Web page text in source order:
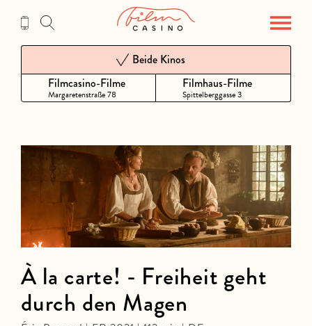
Inhalt
Filmcasino-Filme
Margaretenstraße 78
Beide Kinos
Filmhaus-Filme
Spittelberggasse 3
À la carte! - Freiheit geht
durch den Magen